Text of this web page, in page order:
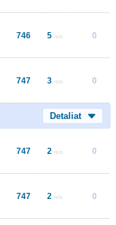
746 5 m/s 0
747 3 m/s 0
Detaliat
747 2 m/s 0
747 2 m/s 0